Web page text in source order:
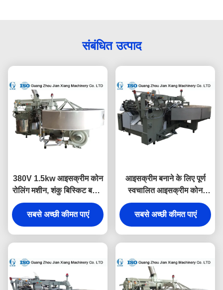
संबंधित उत्पाद
380V 1.5kw आइसक्रीम कोन
रोलिंग मशीन, शंकु बिस्किट बनाने
की मशीन
सबसे अच्छी कीमत पाएं
आइसक्रीम बनाने के लिए पूर्ण
स्वचालित आइसक्रीम कोन
रोलिंग मशीन
सबसे अच्छी कीमत पाएं